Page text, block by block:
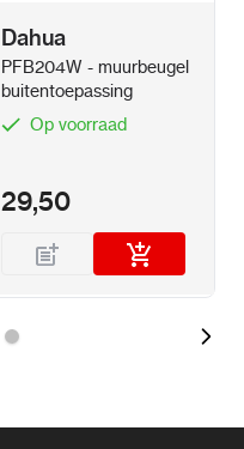
Dahua
PFB204W - muurbeugel
buitentoepassing
Op voorraad
29,50